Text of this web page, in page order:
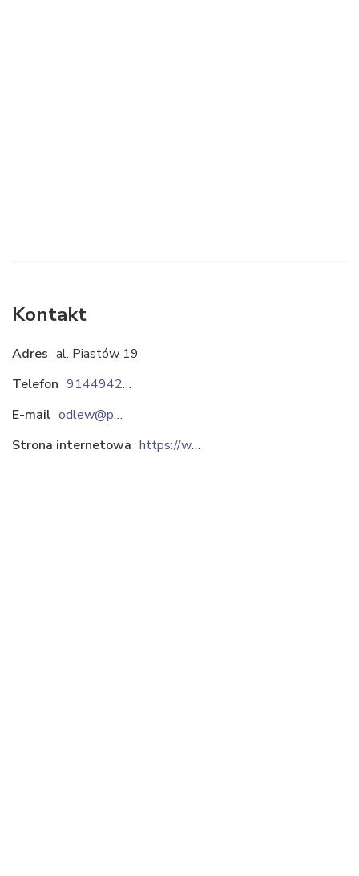
Kontakt
Adres al. Piastów 19
Telefon
914494263
E-mail
odlew@ps.pl
Strona internetowa
https://www.polcast.info.pl